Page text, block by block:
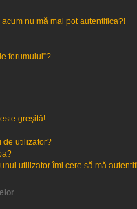
nu mă mai pot autentifica?!
forumului”?
greşită!
de utilizator?
utilizator îmi cere să mă